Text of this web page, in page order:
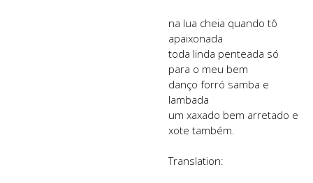
na lua cheia quando tô
apaixonada
toda linda penteada só
para o meu bem
danço forró samba e
lambada
um xaxado bem arretado e
xote também.
Translation: